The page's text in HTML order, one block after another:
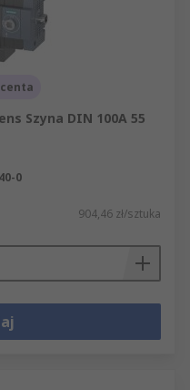
Szyna DIN 100A 55
0
904,46 zł/sztuka